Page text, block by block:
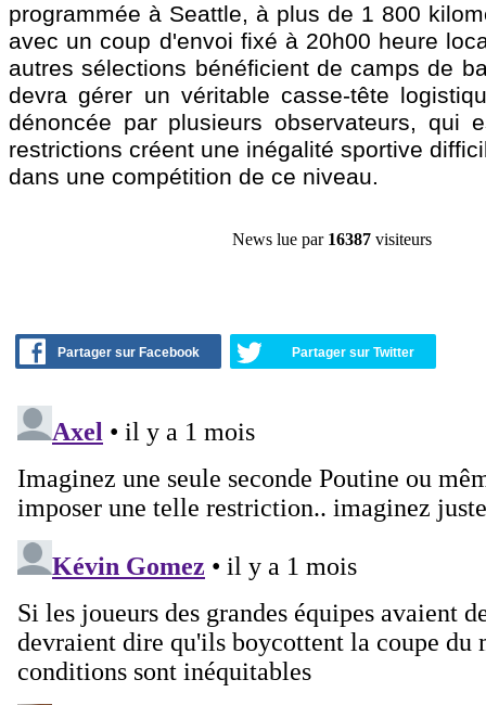
programmée à Seattle, à plus de 1 800
avec un coup d'envoi fixé à 20h00 heure
autres sélections bénéficient de camps de
devra gérer un véritable casse-tête
dénoncée par plusieurs observateurs, qui
restrictions créent une inégalité sportive
dans une compétition de ce niveau.
News lue par 16387 visiteurs
Partager sur Facebook Partager sur Twitter